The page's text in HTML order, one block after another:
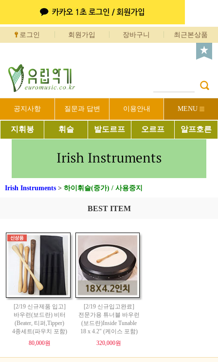
로그인 회원가입 장바구니 최근본상품
공지사항 질문과 답변 이용안내 MENU
지휘봉 휘슬 발도르프 오르프 알프호른
Irish Instruments > 하이휘슬(중가) / 사용중지
BEST ITEM
[2/19 신규제품 입고]
바우런(보드란) 비터
(Beater, 티퍼,Tipper)
4종세트(파우치 포함)
80,000원
[2/19 신규입고완료]
전문가용 튜너블 바우런
(보드란)Inside Tunable
18 x 4.2" (케이스 포함)
320,000원